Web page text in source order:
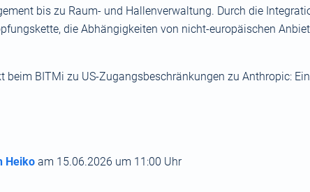
bis zu Raum- und Hallenverwaltung. Durch die
die Abhängigkeiten von nicht-europäischen
beim BITMi zu US-Zugangsbeschränkungen zu Anthropic:
Heiko am 15.06.2026 um 11:00 Uhr